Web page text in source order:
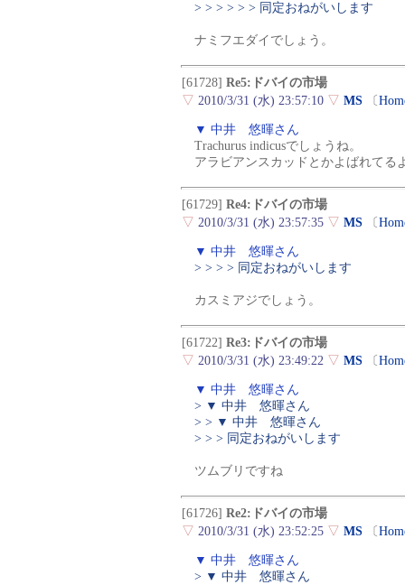
> > > > > > 同定おねがいします
ナミフエダイでしょう。
[61728] Re5:ドバイの市場
▽ 2010/3/31 (水) 23:57:10 ▽ MS 〔
▼ 中井 悠暉さん
Trachurus indicusでしょうね。
アラビアンスカッドとかよばれてる
[61729] Re4:ドバイの市場
▽ 2010/3/31 (水) 23:57:35 ▽ MS 〔
▼ 中井 悠暉さん
> > > > 同定おねがいします
カスミアジでしょう。
[61722] Re3:ドバイの市場
▽ 2010/3/31 (水) 23:49:22 ▽ MS 〔
▼ 中井 悠暉さん
> ▼ 中井 悠暉さん
> > ▼ 中井 悠暉さん
> > > 同定おねがいします
ツムブリですね
[61726] Re2:ドバイの市場
▽ 2010/3/31 (水) 23:52:25 ▽ MS 〔
▼ 中井 悠暉さん
> ▼ 中井 悠暉さん